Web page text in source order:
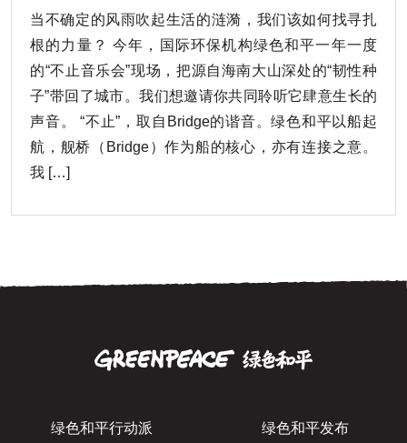
当不确定的风雨吹起生活的涟漪，我们该如何找寻扎
根的力量？ 今年，国际环保机构绿色和平一年一度
的“不止音乐会”现场，把源自海南大山深处的“韧性种
子”带回了城市。我们想邀请你共同聆听它肆意生长的
声音。 “不止”，取自Bridge的谐音。绿色和平以船起
航，舰桥（Bridge）作为船的核心，亦有连接之意。
我 […]
绿色和平行动派 绿色和平发布